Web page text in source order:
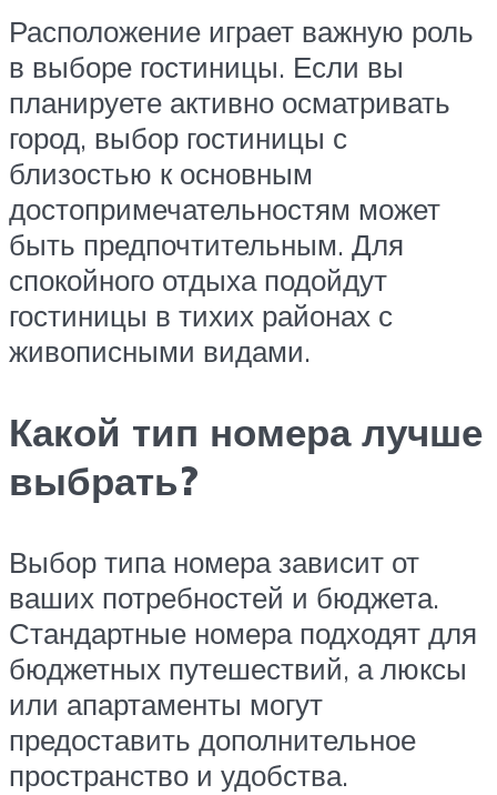
Расположение играет важную роль
в выборе гостиницы. Если вы
планируете активно осматривать
город, выбор гостиницы с
близостью к основным
достопримечательностям может
быть предпочтительным. Для
спокойного отдыха подойдут
гостиницы в тихих районах с
живописными видами.
Какой тип номера лучше
выбрать?
Выбор типа номера зависит от
ваших потребностей и бюджета.
Стандартные номера подходят для
бюджетных путешествий, а люксы
или апартаменты могут
предоставить дополнительное
пространство и удобства.